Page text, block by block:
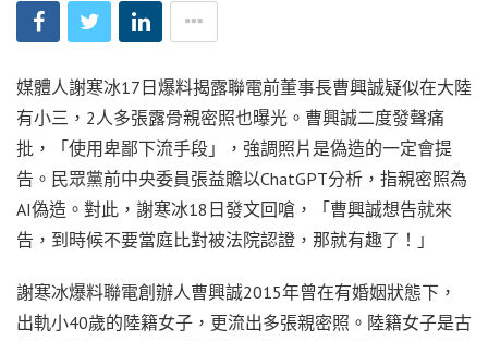
媒體人謝寒冰17日爆料揭露聯電前董事長曹興誠疑似在大陸
有小三，2人多張露骨親密照也曝光。曹興誠二度發聲痛
批，「使用卑鄙下流手段」，強調照片是偽造的一定會提
告。民眾黨前中央委員張益贍以ChatGPT分析，指親密照為
AI偽造。對此，謝寒冰18日發文回嗆，「曹興誠想告就來
告，到時候不要當庭比對被法院認證，那就有趣了！」
謝寒冰爆料聯電創辦人曹興誠2015年曾在有婚姻狀態下，
出軌小40歲的陸籍女子，更流出多張親密照。陸籍女子是古